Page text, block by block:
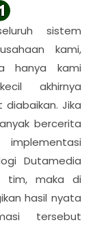
sistem
kami,
hanya kami
akhirnya
Jika
bercerita
Dutamedia
tim, maka di
hasil nyata
tersebut